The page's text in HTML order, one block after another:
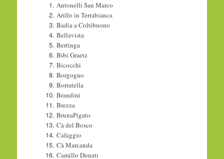
Antonelli San Marco
Arillo in Terrabianca
Badia a Coltibuono
Bellavista
Bertinga
Bibi Graetz
Bicocchi
Borgogno
Borratella
Brandini
Brezza
BrunaPigato
Cà del Bosco
Cafaggio
Cà Marcanda
Camillo Donati